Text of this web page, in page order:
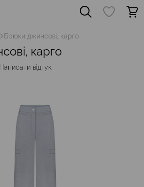
Брюки джинсові, карго
карго
Написати відгук